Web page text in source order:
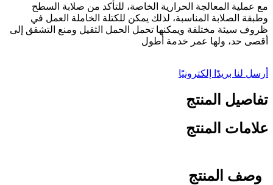
مع عملية المعالجة الحرارية الخاصة، للتأكد من صلابة السطح
وطبقة الصلابة المناسبة، لذلك يمكن للكتلة الخاملة العمل في
ظروف سيئة مختلفة ويمكنها تحمل الحمل الثقيل ومنع التشقق إلى
أقصى حد، ولها عمر خدمة أطول
أرسل لنا بريدًا إلكترونيًا
تفاصيل المنتج
علامات المنتج
وصف المنتج